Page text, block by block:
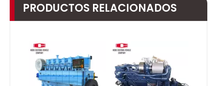
PRODUCTOS RELACIONADOS